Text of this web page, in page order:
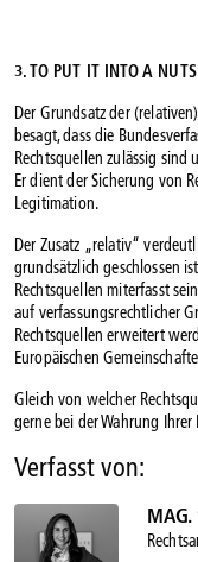
3. TO PUT IT INTO A
Der Grundsatz der
besagt, dass die
Rechtsquellen zulässig sind
Er dient der Sicherung von
Legitimation.
Der Zusatz „relativ“
grundsätzlich geschlossen
Rechtsquellen miterfasst
auf verfassungsrechtlicher
Rechtsquellen erweitert
Europäischen
Gleich von welcher
gerne bei der Wahrung
Verfasst von:
MAG.